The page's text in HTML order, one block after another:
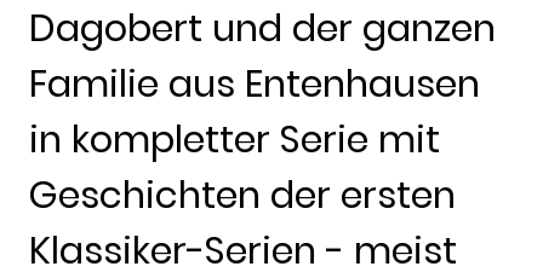
Dagobert und der ganzen
Familie aus Entenhausen
in kompletter Serie mit
Geschichten der ersten
Klassiker-Serien - meist